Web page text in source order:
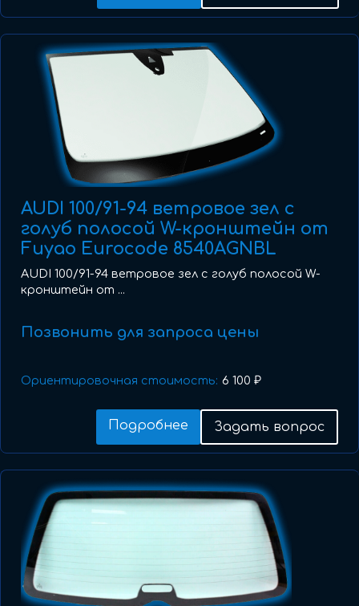
AUDI 100/91-94 ветровое зел с
голуб полосой W-кронштейн от
Fuyao Eurocode 8540AGNBL
AUDI 100/91-94 ветровое зел с голуб полосой W-
кронштейн от ...
Позвонить для запроса цены
Ориентировочная стоимость: 6 100 ₽
Подробнее Задать вопрос